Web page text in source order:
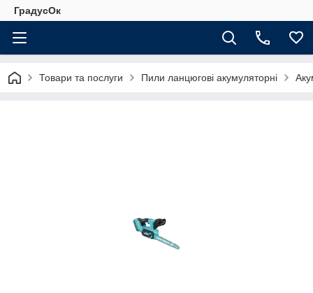
ГрадусОк
Товари та послуги Пили ланцюгові акумуляторні